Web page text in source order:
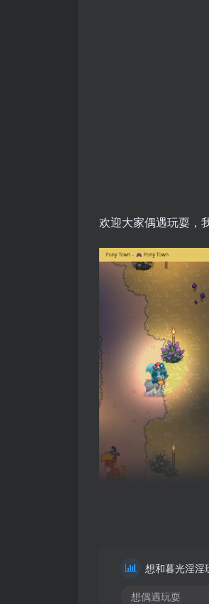
欢迎大家偶遇玩耍，
想和暮光淫淫
想偶遇玩耍